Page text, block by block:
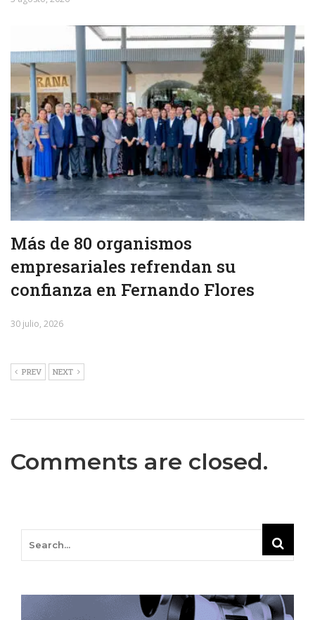
Más de 80 organismos
empresariales refrendan su
confianza en Fernando Flores
30 julio, 2026
PREV NEXT
Comments are closed.